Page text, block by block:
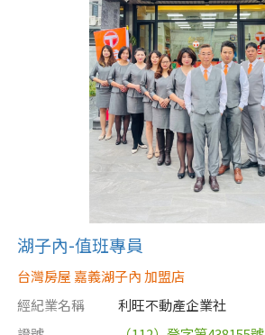
湖子內-值班專員
台灣房屋 嘉義湖子內 加盟店
經紀業名稱
利旺不動產企業社